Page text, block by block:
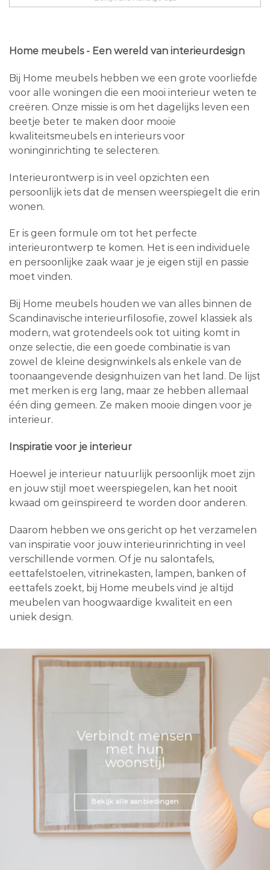
Home meubels - Een wereld van interieurdesign
Bij Home meubels hebben we een grote voorliefde
voor alle woningen die een mooi interieur weten te
creëren. Onze missie is om het dagelijks leven een
beetje beter te maken door mooie
kwaliteitsmeubels en interieurs voor
woninginrichting te selecteren.
Interieurontwerp is in veel opzichten een
persoonlijk iets dat de mensen weerspiegelt die erin
wonen.
Er is geen formule om tot het perfecte
interieurontwerp te komen. Het is een individuele
en persoonlijke zaak waar je je eigen stijl en passie
moet vinden.
Bij Home meubels houden we van alles binnen de
Scandinavische interieurfilosofie, zowel klassiek als
modern, wat grotendeels ook tot uiting komt in
onze selectie, die een goede combinatie is van
zowel de kleine designwinkels als enkele van de
toonaangevende designhuizen van het land. De lijst
met merken is erg lang, maar ze hebben allemaal
één ding gemeen. Ze maken mooie dingen voor je
interieur.
Inspiratie voor je interieur
Hoewel je interieur natuurlijk persoonlijk moet zijn
en jouw stijl moet weerspiegelen, kan het nooit
kwaad om geïnspireerd te worden door anderen.
Daarom hebben we ons gericht op het verzamelen
van inspiratie voor jouw interieurinrichting in veel
verschillende vormen. Of je nu salontafels,
eettafelstoelen, vitrinekasten, lampen, banken of
eettafels zoekt, bij Home meubels vind je altijd
meubelen van hoogwaardige kwaliteit en een
uniek design.
Verbindt mensen
met hun
woonstijl
Bekijk alle aanbiedingen